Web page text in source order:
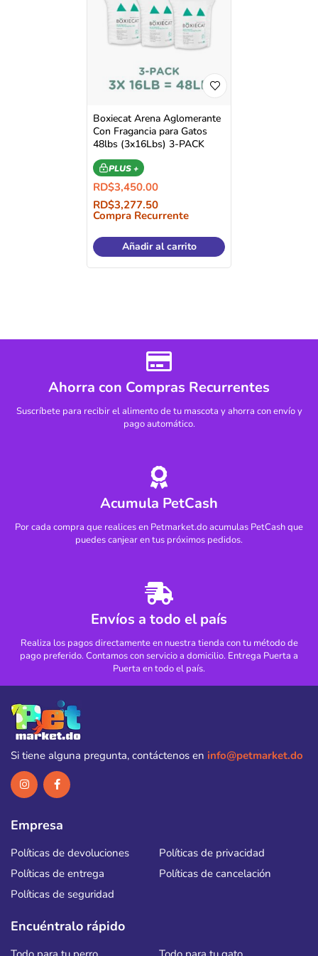
Boxiecat Arena Aglomerante
Con Fragancia para Gatos
48lbs (3x16Lbs) 3-PACK
PLUS +
RD$3,450.00
RD$3,277.50
Compra Recurrente
Añadir al carrito
Ahorra con Compras Recurrentes
Suscríbete para recibir el alimento de tu mascota y ahorra con envío y
pago automático.
Acumula PetCash
Por cada compra que realices en Petmarket.do acumulas PetCash que
puedes canjear en tus próximos pedidos.
Envíos a todo el país
Realiza los pagos directamente en nuestra tienda con tu método de
pago preferido. Contamos con servicio a domicilio. Entrega Puerta a
Puerta en todo el país.
Si tiene alguna pregunta, contáctenos en info@petmarket.do
Empresa
Políticas de devoluciones
Políticas de privacidad
Políticas de entrega
Políticas de cancelación
Políticas de seguridad
Encuéntralo rápido